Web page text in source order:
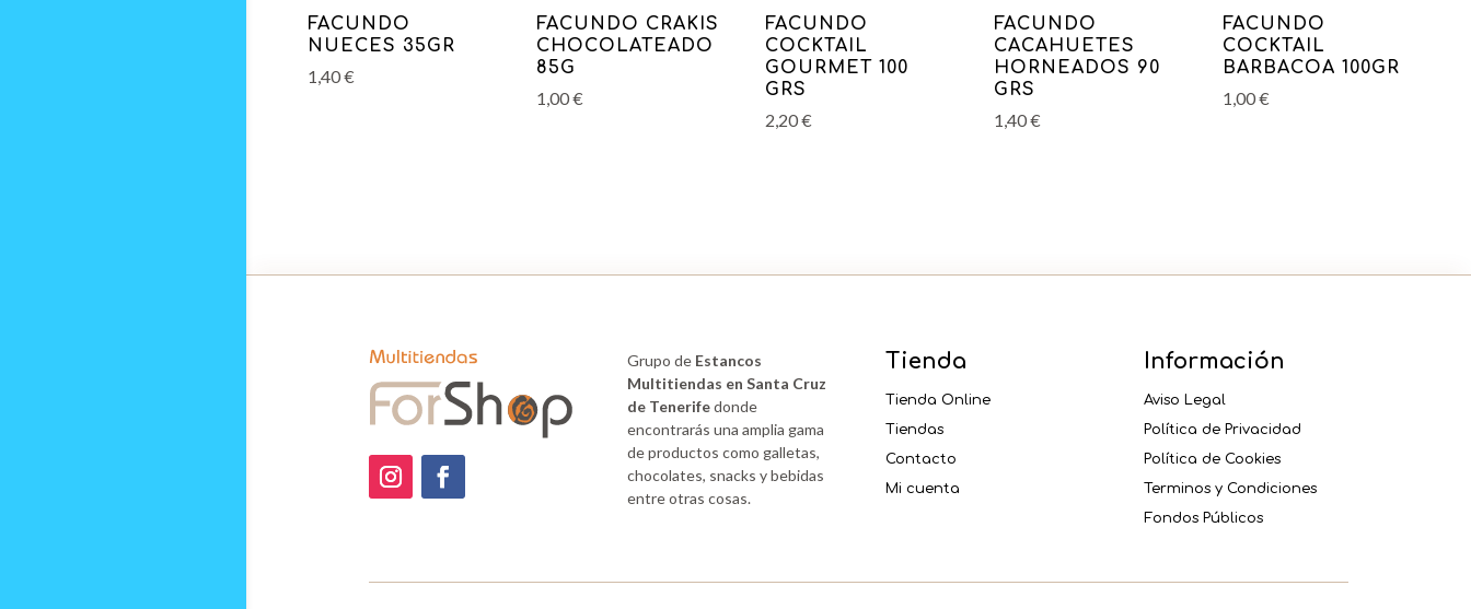
FACUNDO
NUECES 35GR
1,40€
FACUNDO CRAKIS
CHOCOLATEADO
85G
1,00€
FACUNDO
COCKTAIL
GOURMET 100
GRS
2,20€
FACUNDO
CACAHUETES
HORNEADOS 90
GRS
1,40€
FACUNDO
COCKTAIL
BARBACOA 100GR
1,00€
Grupo de Estancos
Multitiendas en Santa Cruz
de Tenerifedonde
encontrarás una amplia gama
de productos como galletas,
chocolates, snacks y bebidas
entre otras cosas.
Tienda
Tienda Online
Tiendas
Contacto
Mi cuenta
Información
Aviso Legal
Política de Privacidad
Política de Cookies
Terminos y Condiciones
Fondos Públicos